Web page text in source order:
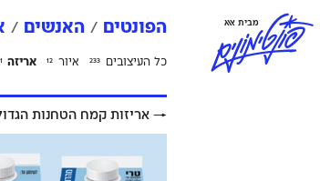
פונטימוניםמבית אאא הפונטים האנשים
כל העיצובים 233 איור 12 אריזה
→ אריזות קמח הטחנות